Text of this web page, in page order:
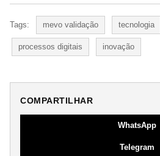
Tags: mevo validação tecnologia
processos digitais inovação
COMPARTILHAR
WhatsApp
Telegram